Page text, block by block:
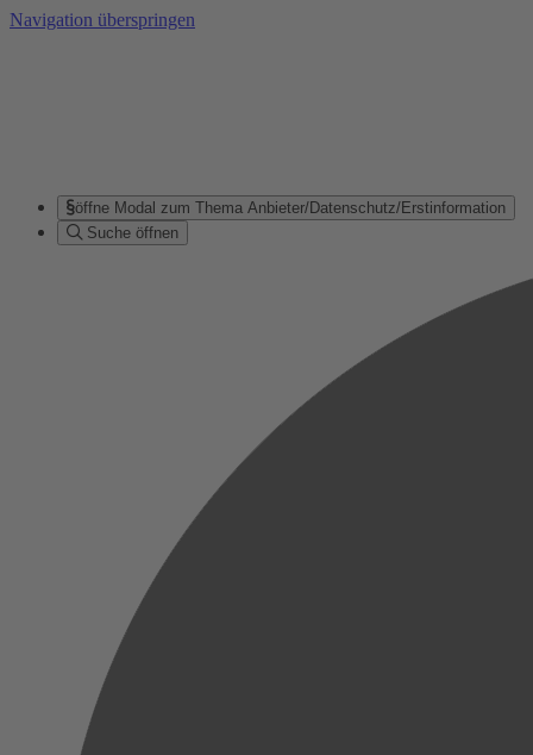
Navigation überspringen
öffne Modal zum Thema Anbieter/Datenschutz/Erstinformation
Suche öffnen